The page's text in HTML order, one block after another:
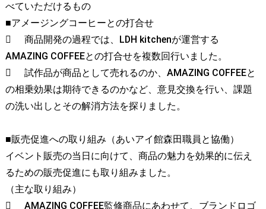
べていただけるもの
■アメージングコーヒーとの打合せ

商品開発の過程では、LDH kitchenが運営する
AMAZING COFFEEとの打合せを複数回行いました。

試作品が商品として売れるのか、AMAZING COFFEEと
の相乗効果は期待できるのかなど、意見交換を行い、課題
の洗い出しとその解消方法を探りました。
■販売促進への取り組み（あいアイ館森田職員と協働）
イベント販売の当日に向けて、商品の魅力を効果的に伝え
るための販売促進にも取り組みました。
（主な取り組み）

AMAZING COFFEE監修商品にあわせて、ブランドロゴ